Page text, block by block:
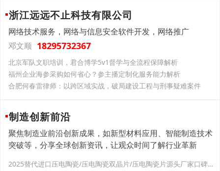
浙江远远不止科技有限公司
网络技术服务，网络与信息安全软件开发，网络推广
邓文顺 18295732367
北京军队文职培训，君合博学5v1督学与全流程保障解析
福州企业海参采购如何省心？参主播定制化服务能力解析
合肥何春雷律师：以跨区域实战，破局建设工程与刑事疑难案件
制造创新前沿
聚焦制造业前沿创新成果，如新型材料应用、智能制造技术
突破等，分享全球创新资讯，让观众时间了解行业革新
2025替代进口压电陶瓷/压电陶瓷双晶片/压电陶瓷片源头厂家口碑推荐，联能电子建有院士工作站，双晶片耐候性好无电磁污染，用于粗糙度仪